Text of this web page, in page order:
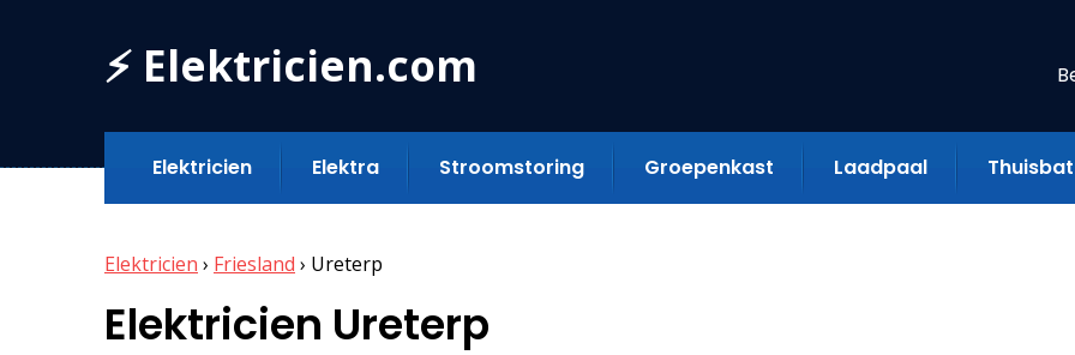
⚡ Elektricien.com
Elektricien Elektra Stroomstoring Groepenkast Laadpaal
Elektricien › Friesland › Ureterp
Elektricien Ureterp